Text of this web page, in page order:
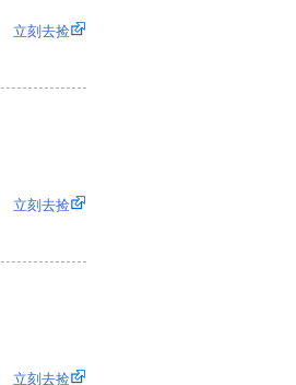
立刻去捡
立刻去捡
立刻去捡